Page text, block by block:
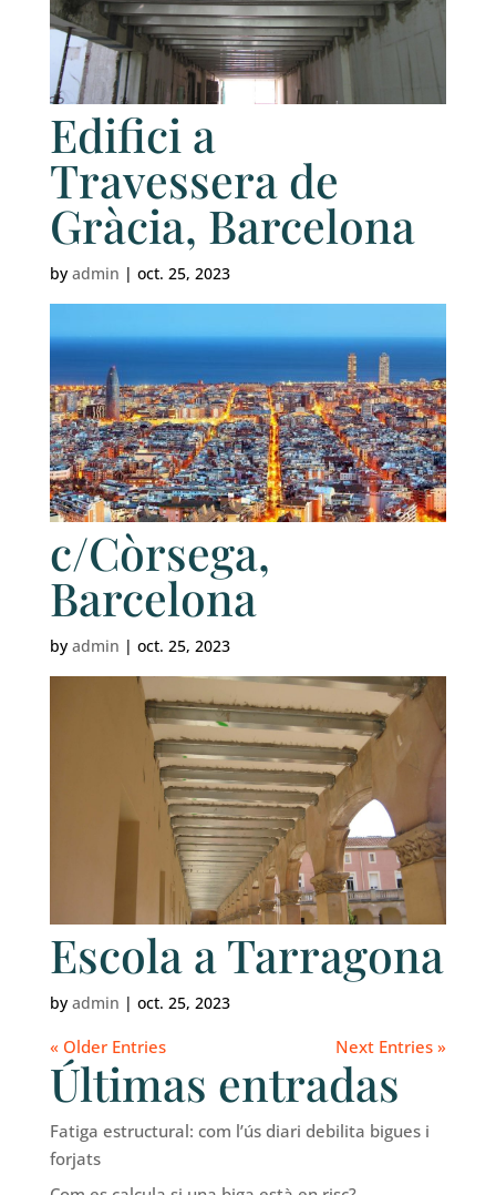
Edifici a
Travessera de
Gràcia, Barcelona
by admin | oct. 25, 2023
c/Còrsega,
Barcelona
by admin | oct. 25, 2023
Escola a Tarragona
by admin | oct. 25, 2023
« Older Entries Next Entries »
Últimas entradas
Fatiga estructural: com l’ús diari debilita bigues i
forjats